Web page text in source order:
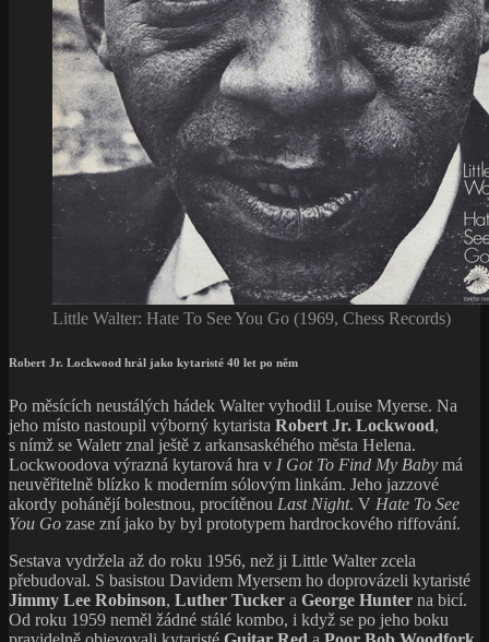
Little Walter: Hate To See You Go (1969, Chess Records)
Robert Jr. Lockwood hrál jako kytaristé 40 let po něm
Po měsících neustálých hádek Walter vyhodil Louise Myerse. Na
jeho místo nastoupil výborný kytarista Robert Jr. Lockwood,
s nímž se Waletr znal ještě z arkansaskéhého města Helena.
Lockwoodova výrazná kytarová hra v I Got To Find My Baby má
neuvěřitelně blízko k moderním sólovým linkám. Jeho jazzové
akordy pohánějí bolestnou, procítěnou Last Night. V Hate To See
You Go zase zní jako by byl prototypem hardrockového riffování.
Sestava vydržela až do roku 1956, než ji Little Walter zcela
přebudoval. S basistou Davidem Myersem ho doprovázeli kytaristé
Jimmy Lee Robinson, Luther Tucker a George Hunter na bicí.
Od roku 1959 neměl žádné stálé kombo, i když se po jeho boku